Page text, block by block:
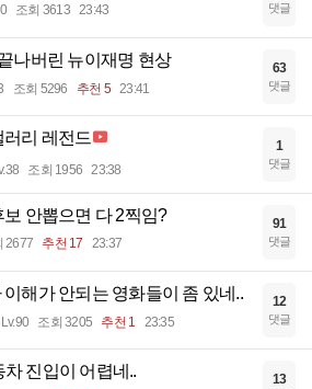
조회 3613 23:43 댓글
나버린 뉴이재명 현상
조회 5296 추천 5 23:41
63
댓글
리 레전드
조회 1956 23:38
1
댓글
보 안뽑으면 다 2찍임?
2677 추천 17 23:37
91
댓글
해가 안되는 영화들이 좀 있네..
Lv.90 조회 3205 추천 1 23:35
12
댓글
차 진입이 어렵네.. 13